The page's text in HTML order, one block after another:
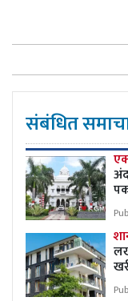
संबंधित